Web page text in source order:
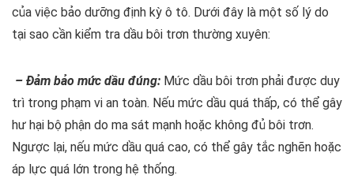
của việc bảo dưỡng định kỳ ô tô. Dưới đây là một số lý do
tại sao cần kiểm tra dầu bôi trơn thường xuyên:
– Đảm bảo mức dầu đúng: Mức dầu bôi trơn phải được duy
trì trong phạm vi an toàn. Nếu mức dầu quá thấp, có thể gây
hư hại bộ phận do ma sát mạnh hoặc không đủ bôi trơn.
Ngược lại, nếu mức dầu quá cao, có thể gây tắc nghẽn hoặc
áp lực quá lớn trong hệ thống.